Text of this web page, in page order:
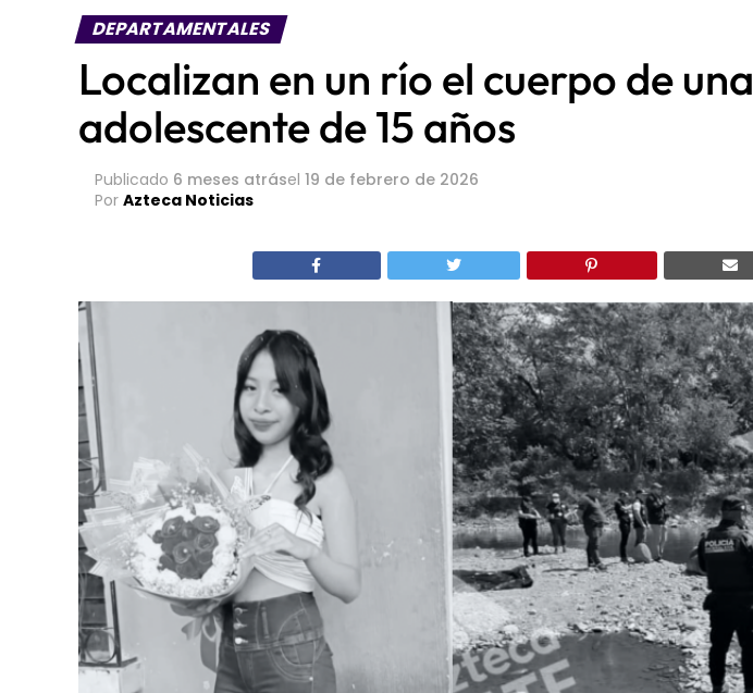
DEPARTAMENTALES
Localizan en un río el cuerpo de una
adolescente de 15 años
Publicado 6 meses atrásel 19 de febrero de 2026
Por Azteca Noticias